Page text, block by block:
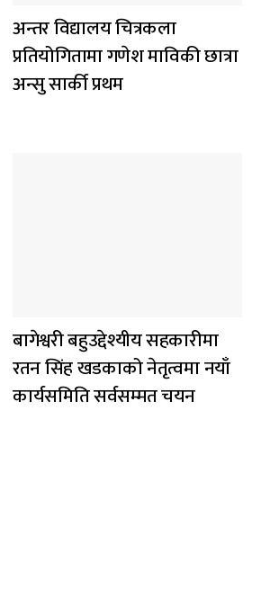
अन्तर विद्यालय चित्रकला
प्रतियोगितामा गणेश माविकी छात्रा
अन्सु सार्की प्रथम
बागेश्वरी बहुउद्देश्यीय सहकारीमा
रतन सिंह खडकाको नेतृत्वमा नयाँ
कार्यसमिति सर्वसम्मत चयन